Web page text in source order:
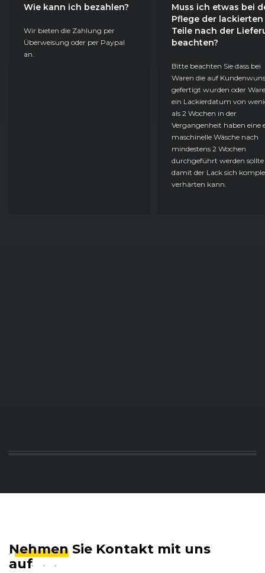
Wie kann ich bezahlen?
Wir bieten die Zahlung per
Überweisung oder per Paypal
an.
Muss ich etwas bei
Pflege der lackierten
Teile nach der
beachten?
Bitte beachten Sie dass bei
Waren die auf
gefertigt wurden oder
ein Lackierdatum von
als 2 Wochen in der
Vergangenheit haben eine
maschinelle Wäsche nach
mindestens 2 Wochen
durchgeführt werden sollte
damit der Lack sich
verhärten kann.
Nehmen Sie Kontakt mit uns
auf